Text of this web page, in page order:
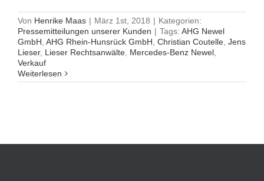
Von Henrike Maas | März 1st, 2018 | Kategorien:
Pressemitteilungen unserer Kunden | Tags: AHG Newel
GmbH AHG Rhein-Hunsrück GmbH Christian Coutelle Jens
Lieser, Lieser Rechtsanwälte Mercedes-Benz Newel
Verkauf
Weiterlesen